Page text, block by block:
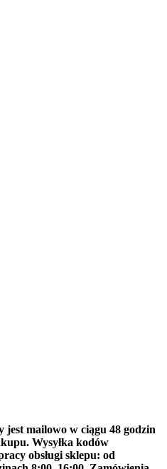
mailowo w ciągu 48 godzin
Wysyłka kodów
obsługi sklepu: od